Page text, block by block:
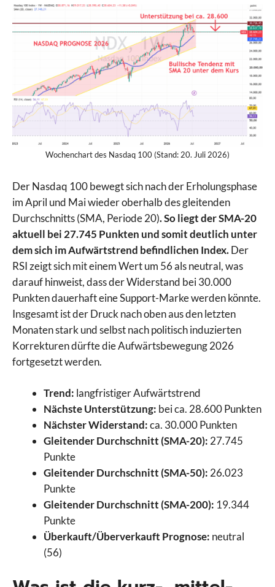
Wochenchart des Nasdaq 100 (Stand: 20. Juli 2026)
Der Nasdaq 100 bewegt sich nach der Erholungsphase
im April und Mai wieder oberhalb des gleitenden
Durchschnitts (SMA, Periode 20). So liegt der SMA-20
aktuell bei 27.745 Punkten und somit deutlich unter
dem sich im Aufwärtstrend befindlichen Index.Der
RSI zeigt sich mit einem Wert um 56 als neutral, was
darauf hinweist, dass der Widerstand bei 30.000
Punkten dauerhaft eine Support-Marke werden könnte.
Insgesamt ist der Druck nach oben aus den letzten
Monaten stark und selbst nach politisch induzierten
Korrekturen dürfte die Aufwärtsbewegung 2026
fortgesetzt werden.
Trend: langfristiger Aufwärtstrend
Nächste Unterstützung: bei ca. 28.600 Punkten
Nächster Widerstand:ca. 30.000 Punkten
Gleitender Durchschnitt (SMA-20): 27.745
Punkte
Gleitender Durchschnitt (SMA-50): 26.023
Punkte
Gleitender Durchschnitt (SMA-200): 19.344
Punkte
Überkauft/Überverkauft Prognose: neutral
(56)